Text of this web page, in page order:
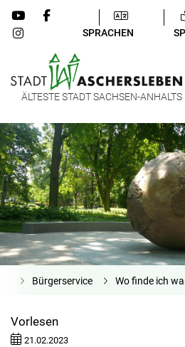
SPRACHEN
ÄLTESTE STADT SACHSEN-ANHALTS
Bürgerservice Wo finde ich
Vorlesen
21.02.2023